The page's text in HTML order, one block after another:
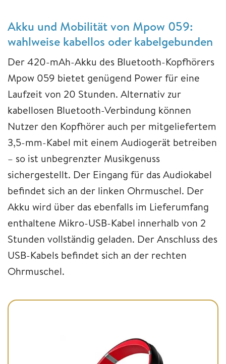
Akku und Mobilität von Mpow 059:
wahlweise kabellos oder kabelgebunden
Der 420-mAh-Akku des Bluetooth-Kopfhörers
Mpow 059 bietet genügend Power für eine
Laufzeit von 20 Stunden. Alternativ zur
kabellosen Bluetooth-Verbindung können
Nutzer den Kopfhörer auch per mitgeliefertem
3,5-mm-Kabel mit einem Audiogerät betreiben
– so ist unbegrenzter Musikgenuss
sichergestellt. Der Eingang für das Audiokabel
befindet sich an der linken Ohrmuschel. Der
Akku wird über das ebenfalls im Lieferumfang
enthaltene Mikro-USB-Kabel innerhalb von 2
Stunden vollständig geladen. Der Anschluss des
USB-Kabels befindet sich an der rechten
Ohrmuschel.